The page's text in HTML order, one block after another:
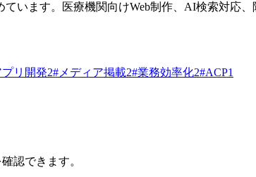
います。医療機関向けWeb制作、AI検索対応
プリ開発2# メディア掲載2#業務効率化2#ACP1
認できます。